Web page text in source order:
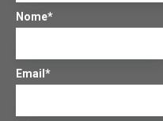
Nome*
Email*